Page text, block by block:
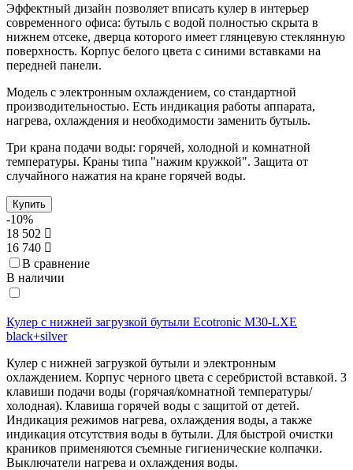
Эффектный дизайн позволяет вписать кулер в интерьер
современного офиса: бутыль с водой полностью скрыта в
нижнем отсеке, дверца которого имеет глянцевую стеклянную
поверхность. Корпус белого цвета с синими вставками на
передней панели.
Модель с электронным охлаждением, со стандартной
производительностью. Есть индикация работы аппарата,
нагрева, охлаждения и необходимости заменить бутыль.
Три крана подачи воды: горячей, холодной и комнатной
температуры. Краны типа "нажим кружкой". Защита от
случайного нажатия на кране горячей воды.
Купить
-10%
18 502
16 740
В сравнение
В наличии
Кулер с нижней загрузкой бутыли Ecotronic M30-LXE
black+silver
Кулер с нижней загрузкой бутыли и электронным
охлаждением. Корпус черного цвета с серебристой вставкой. 3
клавиши подачи воды (горячая/комнатной температуры/
холодная). Клавиша горячей воды с защитой от детей.
Индикация режимов нагрева, охлаждения воды, а также
индикация отсутствия воды в бутыли. Для быстрой очистки
краников применяются съемные гигиенические колпачки.
Выключатели нагрева и охлаждения воды.